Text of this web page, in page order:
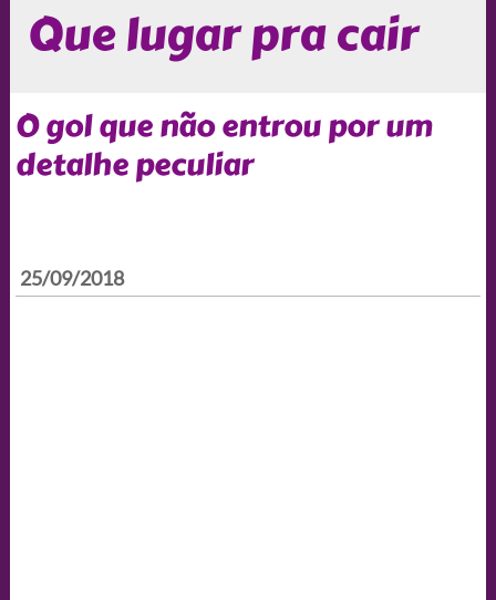
Que lugar pra cair
O gol que não entrou por um
detalhe peculiar
25/09/2018